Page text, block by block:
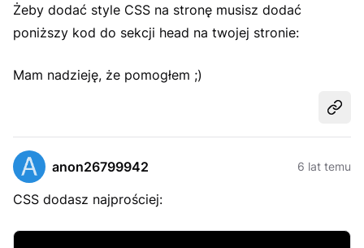
Żeby dodać style CSS na stronę musisz dodać
poniższy kod do sekcji head na twojej stronie:
Mam nadzieję, że pomogłem ;)
anon26799942 6 lat temu
CSS dodasz najprościej: